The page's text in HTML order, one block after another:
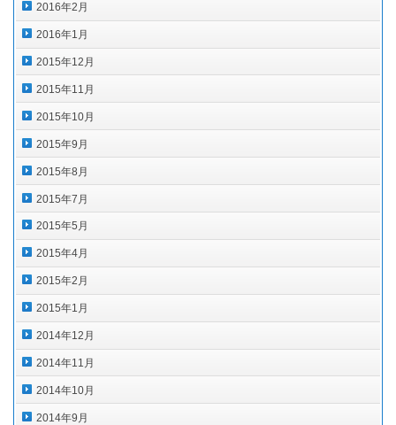
2016年2月
2016年1月
2015年12月
2015年11月
2015年10月
2015年9月
2015年8月
2015年7月
2015年5月
2015年4月
2015年2月
2015年1月
2014年12月
2014年11月
2014年10月
2014年9月